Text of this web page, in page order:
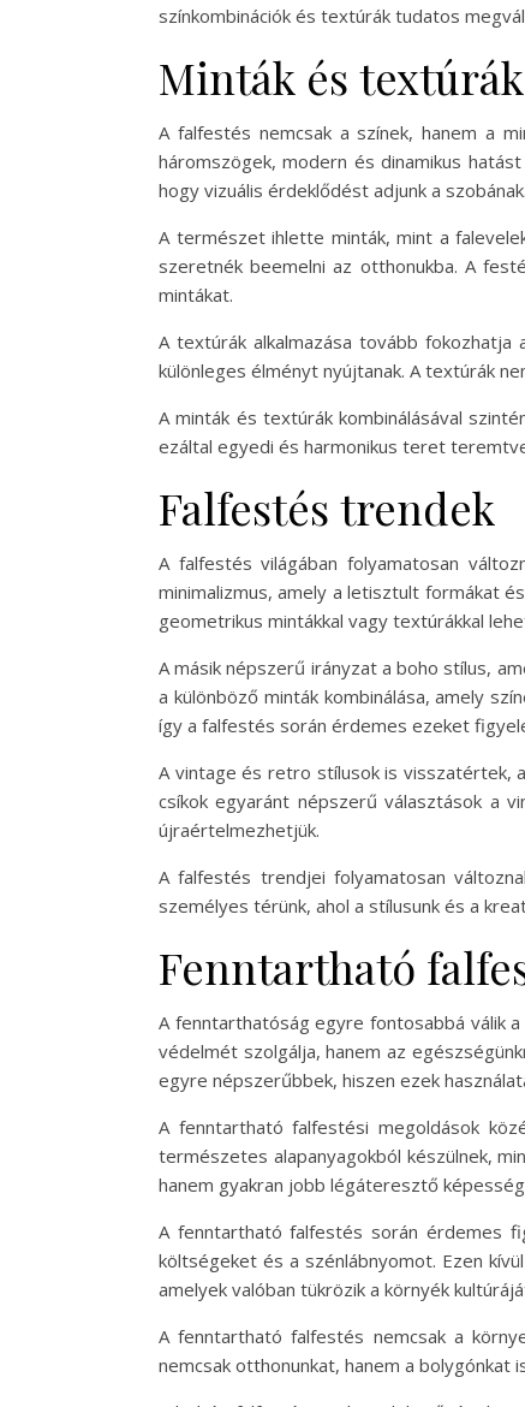
színkombinációk és textúrák tudatos
Minták és textúrák
A falfestés nemcsak a színek, hanem a
háromszögek, modern és dinamikus
hogy vizuális érdeklődést adjunk a szobának.
A természet ihlette minták, mint a
szeretnék beemelni az otthonukba. A
mintákat.
A textúrák alkalmazása tovább
különleges élményt nyújtanak. A textúrák
A minták és textúrák kombinálásával
ezáltal egyedi és harmonikus teret
Falfestés trendek
A falfestés világában folyamatosan
minimalizmus, amely a letisztult formákat
geometrikus mintákkal vagy textúrákkal
A másik népszerű irányzat a boho stílus,
a különböző minták kombinálása, amely
így a falfestés során érdemes ezeket
A vintage és retro stílusok is visszatértek,
csíkok egyaránt népszerű választások a
újraértelmezhetjük.
A falfestés trendjei folyamatosan
személyes térünk, ahol a stílusunk és a
Fenntartható
A fenntarthatóság egyre fontosabbá válik
védelmét szolgálja, hanem az
egyre népszerűbbek, hiszen ezek
A fenntartható falfestési megoldások
természetes alapanyagokból készülnek,
hanem gyakran jobb légáteresztő
A fenntartható falfestés során érdemes
költségeket és a szénlábnyomot. Ezen
amelyek valóban tükrözik a környék
A fenntartható falfestés nemcsak a
nemcsak otthonunkat, hanem a bolygónkat